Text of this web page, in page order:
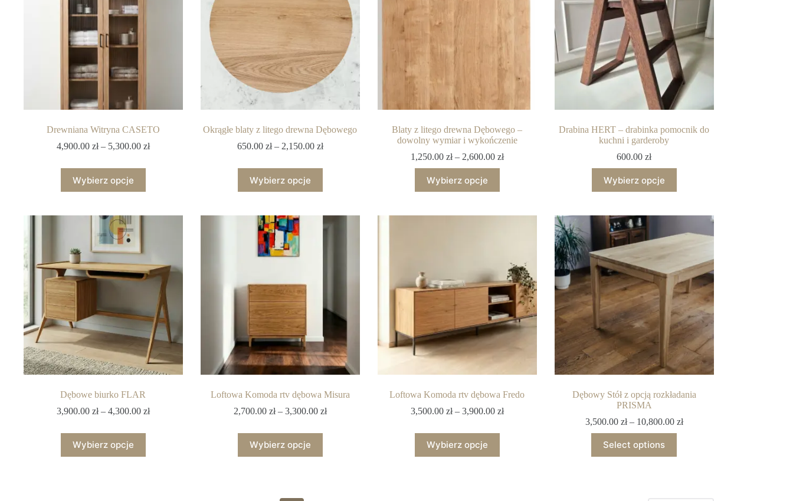
Drewniana Witryna CASETO
4,900.00 zł – 5,300.00 zł
Wybierz opcje
Okrągłe blaty z litego drewna Dębowego
650.00 zł – 2,150.00 zł
Wybierz opcje
Blaty z litego drewna Dębowego –
dowolny wymiar i wykończenie
1,250.00 zł – 2,600.00 zł
Wybierz opcje
Drabina HERT – drabinka pomocnik do
kuchni i garderoby
600.00zł
Wybierz opcje
Dębowe biurko FLAR
3,900.00 zł – 4,300.00 zł
Wybierz opcje
Loftowa Komoda rtv dębowa Misura
2,700.00 zł – 3,300.00 zł
Wybierz opcje
Loftowa Komoda rtv dębowa Fredo
3,500.00 zł – 3,900.00 zł
Wybierz opcje
Dębowy Stół z opcją rozkładania
PRISMA
3,500.00 zł – 10,800.00 zł
Select options